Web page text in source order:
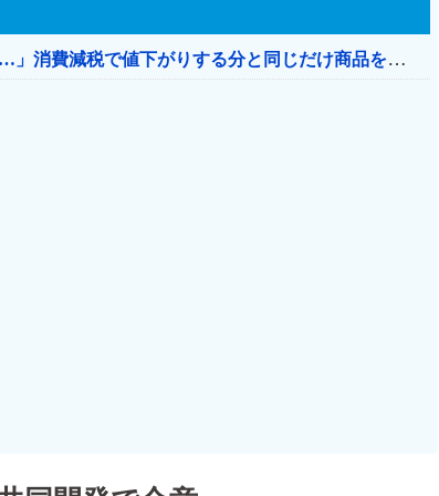
【消費税率1％】 「下げるのが筋なんですけど…」消費減税で値下がりする分と同じだけ商品を値上げして店頭価格を変えない店も